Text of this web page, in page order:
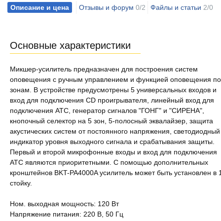
Описание и цена Отзывы и форум 0/2 Файлы и статьи 2/0
Основные характеристики
Микшер-усилитель предназначен для построения систем
оповещения с ручным управлением и функцией оповещения по
зонам. В устройстве предусмотрены 5 универсальных входов и
вход для подключения CD проигрывателя, линейный вход для
подключения АТС, генератор сигналов "ГОНГ" и "СИРЕНА",
кнопочный селектор на 5 зон, 5-полосный эквалайзер, защита
акустических систем от постоянного напряжения, светодиодный
индикатор уровня выходного сигнала и срабатывания защиты.
Первый и второй микрофонные входы и вход для подключения
АТС являются приоритетными. С помощью дополнительных
кронштейнов BKT-PA4000A усилитель может быть установлен в
стойку.
Ном. выходная мощность: 120 Вт
Напряжение питания: 220 В, 50 Гц